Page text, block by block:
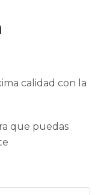
calidad con la
que puedas